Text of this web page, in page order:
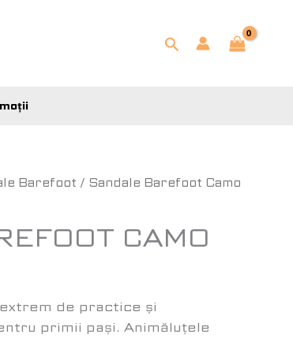
Search
Barefoot / Sandale Barefoot Camo
CAMO
de practice și
primii pași. Animăluțele